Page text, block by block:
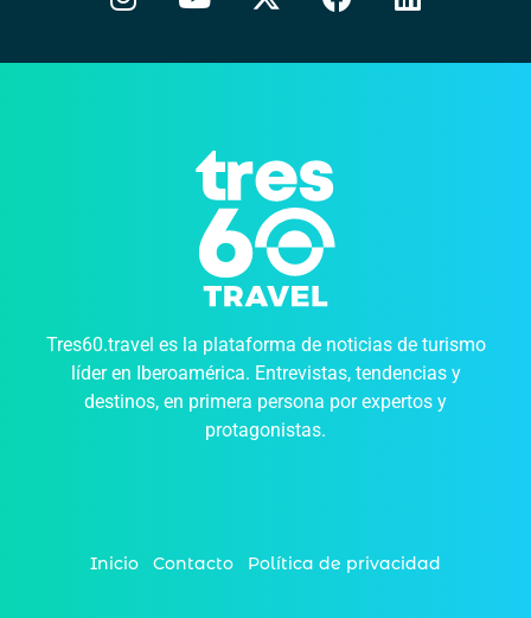
Tres60.travel es la plataforma de noticias de turismo
líder en Iberoamérica. Entrevistas, tendencias y
destinos, en primera persona por expertos y
protagonistas.
Inicio Contacto Política de privacidad